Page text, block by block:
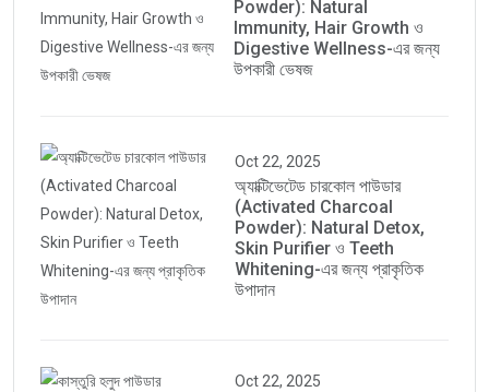
Powder): Natural
Immunity, Hair Growth ও
Digestive Wellness-এর জন্য
উপকারী ভেষজ
Oct 22, 2025
অ্যাক্টিভেটেড চারকোল পাউডার
(Activated Charcoal
Powder): Natural Detox,
Skin Purifier ও Teeth
Whitening-এর জন্য প্রাকৃতিক
উপাদান
Oct 22, 2025